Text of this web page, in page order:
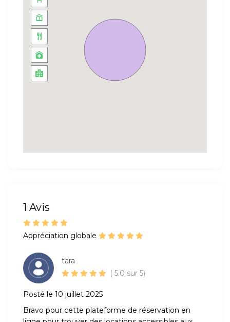
1 Avis
Appréciation globale
tara
Posté le 10 juillet 2025
( 5.0 sur 5)
Bravo pour cette plateforme de réservation en